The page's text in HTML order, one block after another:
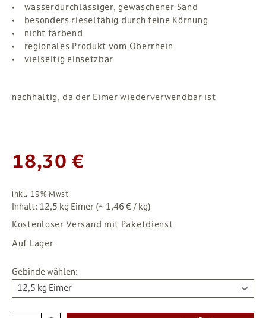
• wasserdurchlässiger, gewaschener Sand
• besonders rieselfähig durch feine Körnung
• nicht färbend
• regionales Produkt vom Oberrhein
• vielseitig einsetzbar
nachhaltig, da der Eimer wiederverwendbar ist
18,30 €
inkl. 19% Mwst.
Inhalt: 12,5 kg Eimer (~ 1,46 € / kg)
Kostenloser Versand mit Paketdienst
Auf Lager
Gebinde wählen:
12,5 kg Eimer